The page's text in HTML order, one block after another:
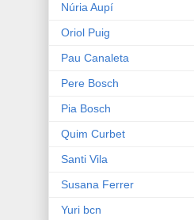
Núria Aupí
Oriol Puig
Pau Canaleta
Pere Bosch
Pia Bosch
Quim Curbet
Santi Vila
Susana Ferrer
Yuri bcn